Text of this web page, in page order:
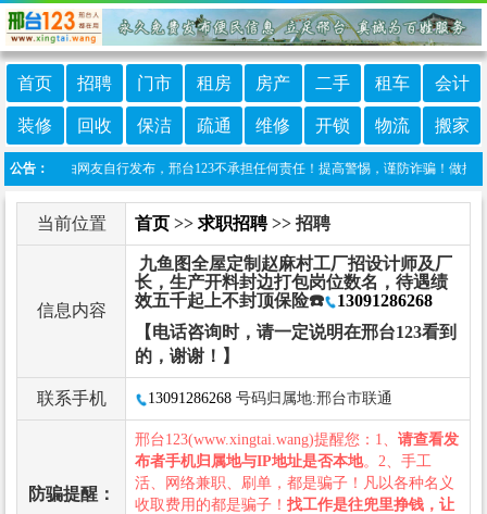
首页 招聘 门市 租房 房产 二手 租车 会计
装修 回收 保洁 疏通 维修 开锁 物流 搬家
公告：
目信息由网友自行发布，邢台123不承担任何责任！提高警惕，谨防诈骗！做推广
当前位置 首页 >> 求职招聘>> 招聘
信息内容
九鱼图全屋定制赵麻村工厂招设计师及厂
长，生产开料封边打包岗位数名，待遇绩
效五千起上不封顶保险☎️
13091286268
【电话咨询时，请一定说明在邢台123看到
的，谢谢！】
联系手机 13091286268 号码归属地:邢台市联通
防骗提醒：
邢台123(www.xingtai.wang)提醒您：1、 请查看发
布者手机归属地与IP地址是否本地。2、手工
活、网络兼职、刷单，都是骗子！凡以各种名义
收取费用的都是骗子！ 找工作是往兜里挣钱，让